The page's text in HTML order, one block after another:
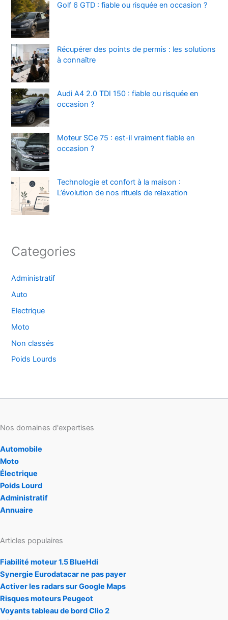
Golf 6 GTD : fiable ou risquée en occasion ?
Récupérer des points de permis : les solutions
à connaître
Audi A4 2.0 TDI 150 : fiable ou risquée en
occasion ?
Moteur SCe 75 : est-il vraiment fiable en
occasion ?
Technologie et confort à la maison :
L’évolution de nos rituels de relaxation
Categories
Administratif
Auto
Electrique
Moto
Non classés
Poids Lourds
Nos domaines d'expertises
Automobile
Moto
Électrique
Poids Lourd
Administratif
Annuaire
Articles populaires
Fiabilité moteur 1.5 BlueHdi
Synergie Eurodatacar ne pas payer
Activer les radars sur Google Maps
Risques moteurs Peugeot
Voyants tableau de bord Clio 2